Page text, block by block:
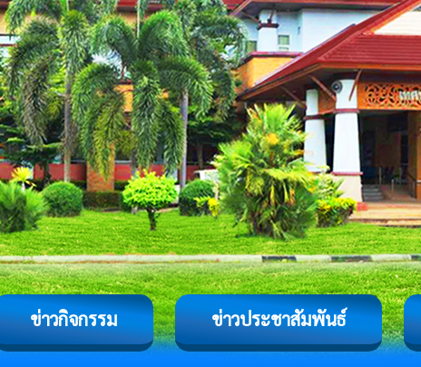
ข่าวกิจกรรม ข่าวประชาสัมพันธ์